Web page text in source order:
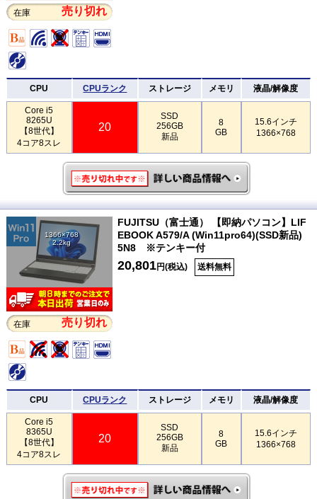
在庫 売り切れ
CPU CPUランク ストレージ メモリ 液晶/解像度
Core i5
8265U
【8世代】
4コア8スレ
20
SSD
256GB
新品
8
GB
15.6インチ
1366×768
1366×768
2.2kg
在庫 売り切れ
FUJITSU（富士通） 【即納パソコン】LIF
EBOOK A579/A (Win11pro64)(SSD新品)
5N8 ※テンキー付
20,801円(税込) 送料無料
CPU CPUランク ストレージ メモリ 液晶/解像度
Core i5
8365U
【8世代】
4コア8スレ
20
SSD
256GB
新品
8
GB
15.6インチ
1366×768